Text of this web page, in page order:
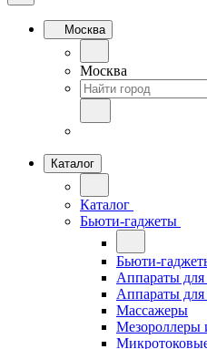
Москва
Москва
Каталог
Каталог
Бьюти-гаджеты
Бьюти-
Аппараты для
Аппараты
Массажеры
Мезороллеры